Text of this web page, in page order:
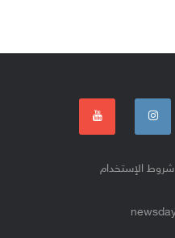
شروط الإستخدام